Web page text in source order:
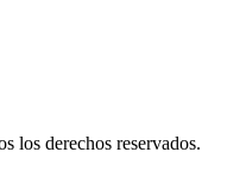
los derechos reservados.